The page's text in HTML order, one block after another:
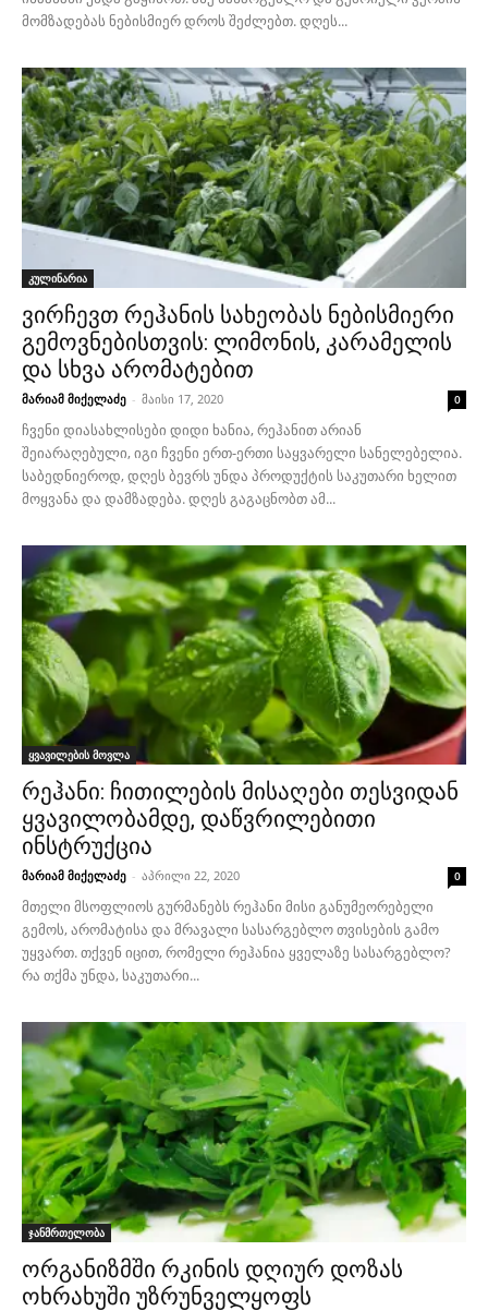
მომზადებას ნებისმიერ დროს შეძლებთ. დღეს...
კულინარია
ვირჩევთ რეჰანის სახეობას ნებისმიერი
გემოვნებისთვის: ლიმონის, კარამელის
და სხვა არომატებით
მარიამ მიქელაძე - მაისი 17, 2020 0
ჩვენი დიასახლისები დიდი ხანია, რეჰანით არიან
შეიარაღებული, იგი ჩვენი ერთ-ერთი საყვარელი სანელებელია.
საბედნიეროდ, დღეს ბევრს უნდა პროდუქტის საკუთარი ხელით
მოყვანა და დამზადება. დღეს გაგაცნობთ ამ...
ყვავილების მოვლა
რეჰანი: ჩითილების მისაღები თესვიდან
ყვავილობამდე, დაწვრილებითი
ინსტრუქცია
მარიამ მიქელაძე - აპრილი 22, 2020 0
მთელი მსოფლიოს გურმანებს რეჰანი მისი განუმეორებელი
გემოს, არომატისა და მრავალი სასარგებლო თვისების გამო
უყვართ. თქვენ იცით, რომელი რეჰანია ყველაზე სასარგებლო?
რა თქმა უნდა, საკუთარი...
ჯანმრთელობა
ორგანიზმში რკინის დღიურ დოზას
ოხრახუში უზრუნველყოფს